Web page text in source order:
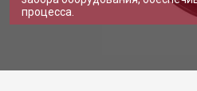
процесса.